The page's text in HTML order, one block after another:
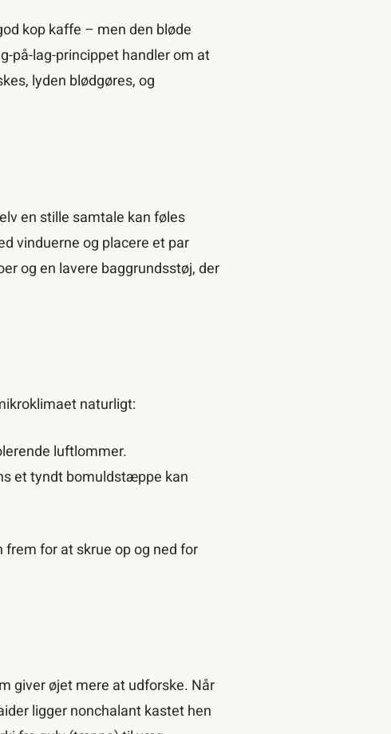
kop kaffe – men den bløde
på-lag-princippet handler om at
lyden blødgøres, og
en stille samtale kan føles
vinduerne og placere et par
og en lavere baggrundsstøj, der
naturligt:
luftlommer.
et tyndt bomuldstæppe kan
for at skrue op og ned for
giver øjet mere at udforske. Når
ligger nonchalant kastet hen